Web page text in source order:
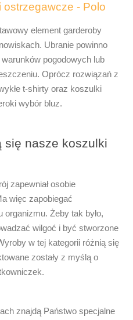
ostrzegawcze - Polo
element garderoby
Ubranie powinno
pogodowych lub
Oprócz rozwiązań z
t-shirty oraz koszulki
wybór bluz.
się nasze koszulki
zapewniał osobie
więc zapobiegać
organizmu. Żeby tak było,
wilgoć i być stworzone
w tej kategorii różnią się
zostały z myślą o
znajdą Państwo specjalne